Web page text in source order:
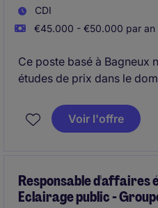
CDI
€45.000 - €50.000 par an
Ce poste basé à Bagneux
études de prix dans le
Vous serez responsable
la proposition de solutions
Voir l'offre
Responsable d'affaires
Eclairage public -